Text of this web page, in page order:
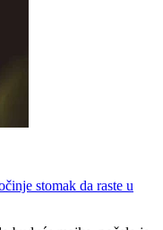
stomak da raste u